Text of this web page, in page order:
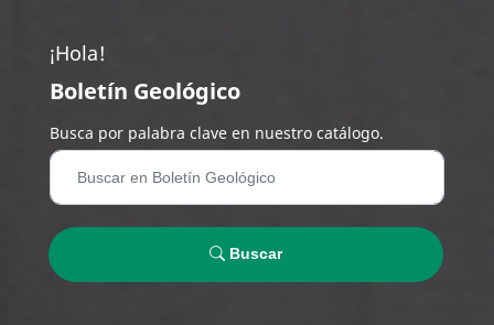
¡Hola!
Boletín Geológico
Busca por palabra clave en nuestro catálogo.
Buscar